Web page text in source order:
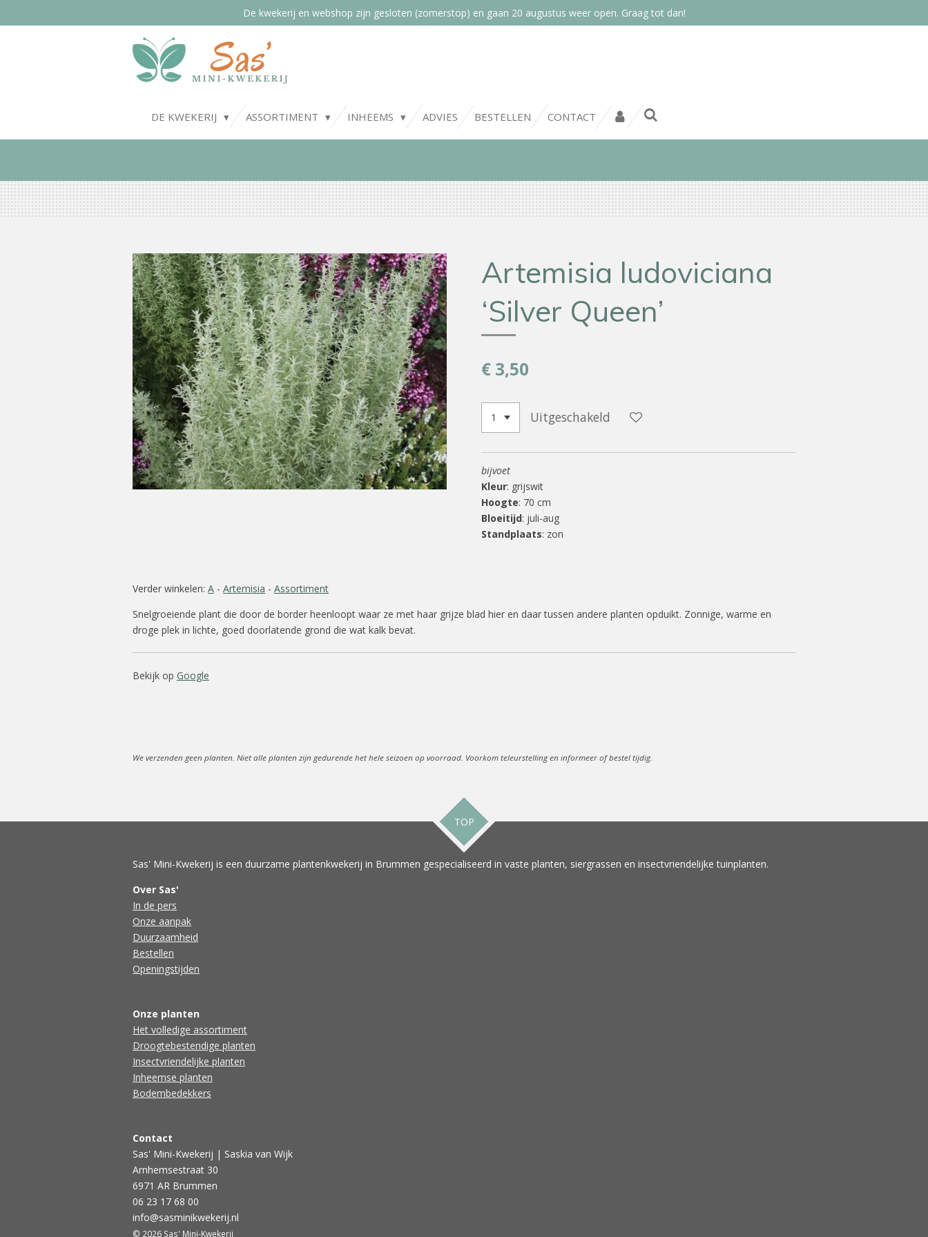
De kwekerij en webshop zijn gesloten (zomerstop) en gaan 20 augustus weer open. Graag tot dan!
DE KWEKERIJ ASSORTIMENT INHEEMS ADVIES BESTELLEN CONTACT
Artemisia ludoviciana
‘Silver Queen’
€ 3,50
Uitgeschakeld
bijvoet
Kleur: grijswit
Hoogte: 70 cm
Bloeitijd: juli-aug
Standplaats: zon
Verder winkelen: A - Artemisia - Assortiment
Snelgroeiende plant die door de border heenloopt waar ze met haar grijze blad hier en daar tussen andere planten opduikt. Zonnige, warme en
droge plek in lichte, goed doorlatende grond die wat kalk bevat.
Bekijk op Google
We verzenden geen planten. Niet alle planten zijn gedurende het hele seizoen op voorraad. Voorkom teleurstelling en informeer of bestel tijdig.
TOP
Sas' Mini-Kwekerij is een duurzame plantenkwekerij in Brummen gespecialiseerd in vaste planten, siergrassen en insectvriendelijke tuinplanten.
Over Sas'
In de pers
Onze aanpak
Duurzaamheid
Bestellen
Openingstijden
Onze planten
Het volledige assortiment
Droogtebestendige planten
Insectvriendelijke planten
Inheemse planten
Bodembedekkers
Contact
Sas' Mini-Kwekerij | Saskia van Wijk
Arnhemsestraat 30
6971 AR Brummen
06 23 17 68 00
info@sasminikwekerij.nl
© 2026 Sas' Mini-Kwekerij